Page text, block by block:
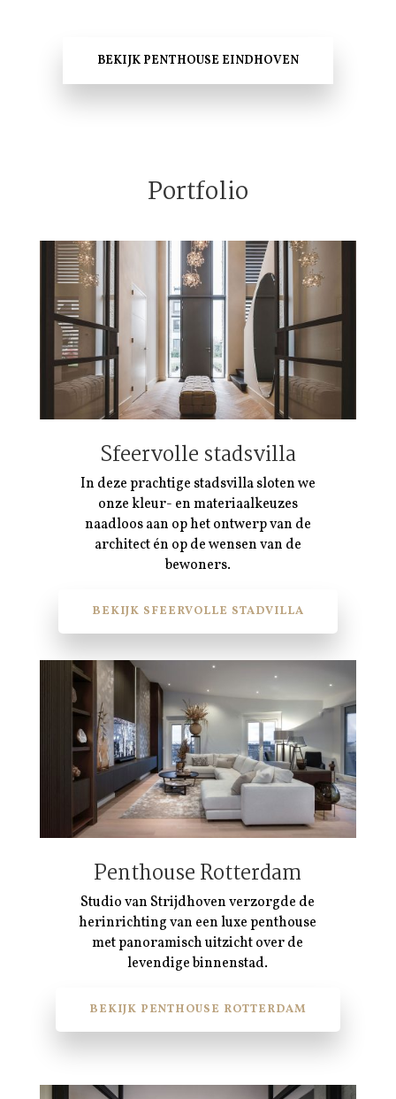
BEKIJK PENTHOUSE EINDHOVEN
Portfolio
Sfeervolle stadsvilla
In deze prachtige stadsvilla sloten we
onze kleur- en materiaalkeuzes
naadloos aan op het ontwerp van de
architect én op de wensen van de
bewoners.
BEKIJK SFEERVOLLE STADVILLA
Penthouse Rotterdam
Studio van Strijdhoven verzorgde de
herinrichting van een luxe penthouse
met panoramisch uitzicht over de
levendige binnenstad.
BEKIJK PENTHOUSE ROTTERDAM